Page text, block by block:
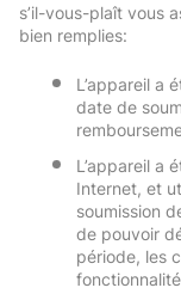
s’il-vous-plaît vous
bien remplies:
L’appareil a
date de
L’appareil a
Internet, et
soumission
de pouvoir
période, les